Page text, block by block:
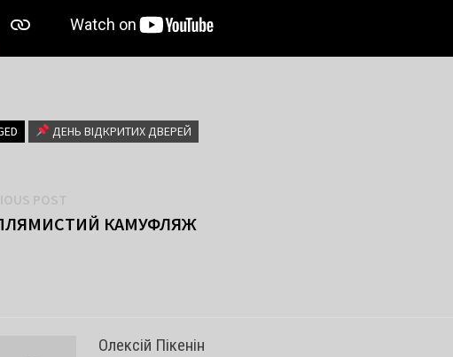
ДЕНЬ ВІДКРИТИХ ДВЕРЕЙ
post: КАМУФЛЯЖ
Олексій Пікенін